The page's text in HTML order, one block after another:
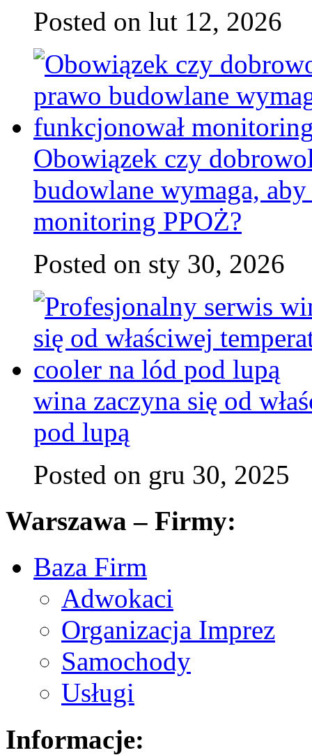
Posted on lut 12, 2026
Obowiązek czy
budowlane wymaga,
monitoring PPOŻ?
Posted on sty 30, 2026
wina zaczyna się od
pod lupą
Posted on gru 30, 2025
Warszawa – Firmy:
Baza Firm
Adwokaci
Organizacja Imprez
Samochody
Usługi
Informacje: